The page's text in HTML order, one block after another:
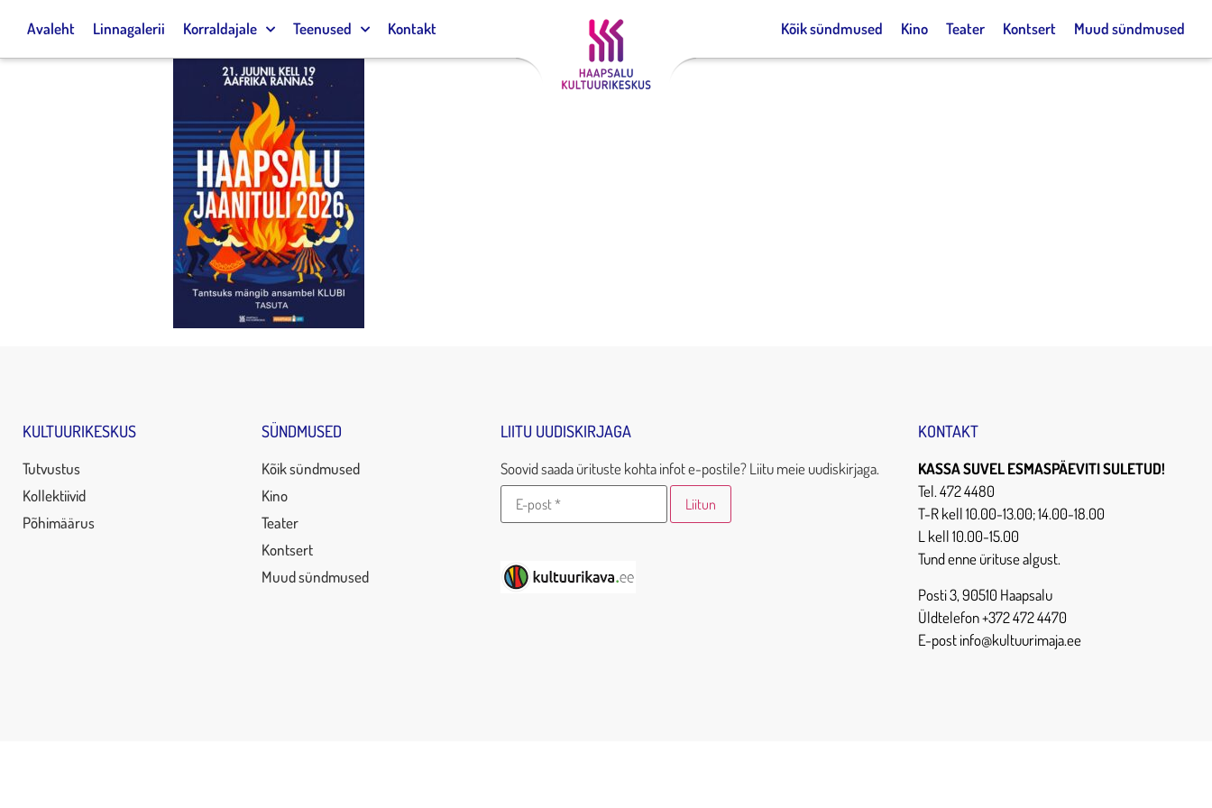
Avaleht Linnagalerii Korraldajale Teenused Kontakt Kõik sündmused Kino Teater Kontsert Muud sündmused
KULTUURIKESKUS
Tutvustus
Kollektiivid
Põhimäärus
SÜNDMUSED
Kõik sündmused
Kino
Teater
Kontsert
Muud sündmused
LIITU UUDISKIRJAGA
Soovid saada ürituste kohta infot e-postile? Liitu meie uudiskirjaga.
KONTAKT
KASSA SUVEL ESMASPÄEVITI SULETUD!
Tel. 472 4480
T-R kell 10.00-13.00; 14.00-18.00
L kell 10.00-15.00
Tund enne ürituse algust.
Posti 3, 90510 Haapsalu
Üldtelefon +372 472 4470
E-post info@kultuurimaja.ee